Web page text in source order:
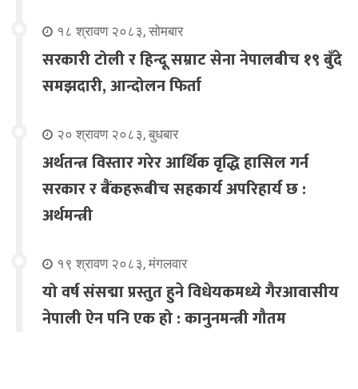
१८ श्रावण २०८३, सोमबार
सरकारी टोली र हिन्दू सम्राट सेना नेपालबीच १९ बुँदे
समझदारी, आन्दोलन फिर्ता
२० श्रावण २०८३, बुधबार
अर्थतन्त्र विस्तार गरेर आर्थिक वृद्धि हासिल गर्न
सरकार र बैंकहरूबीच सहकार्य अपरिहार्य छ :
अर्थमन्त्री
१९ श्रावण २०८३, मंगलवार
यो वर्ष संसद्मा प्रस्तुत हुने विधेयकमध्ये गैरआवासीय
नेपाली ऐन पनि एक हो : कानुनमन्त्री गौतम